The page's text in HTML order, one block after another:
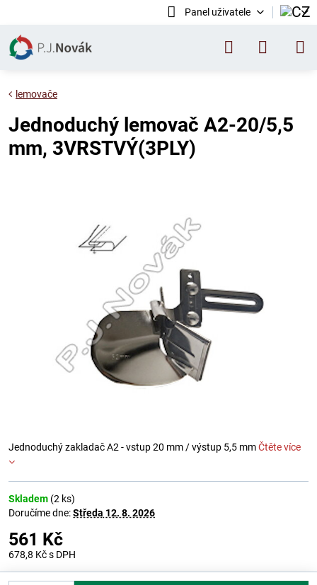
Panel uživatele
lemovače
Jednoduchý lemovač A2-20/5,5
mm, 3VRSTVÝ(3PLY)
Jednoduchý zakladač A2 - vstup 20 mm / výstup 5,5 mmČtěte více
Skladem (2 ks)
Doručíme dne:Středa 12. 8. 2026
561 Kč
678,8 Kčs DPH